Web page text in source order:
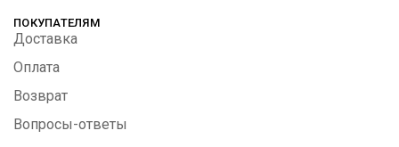
ПОКУПАТЕЛЯМ
Доставка
Оплата
Возврат
Вопросы-ответы